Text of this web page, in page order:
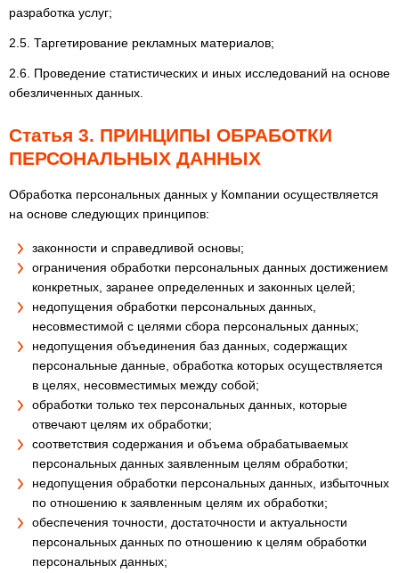
разработка услуг;
2.5. Таргетирование рекламных материалов;
2.6. Проведение статистических и иных исследований на основе
обезличенных данных.
Статья 3. ПРИНЦИПЫ ОБРАБОТКИ
ПЕРСОНАЛЬНЫХ ДАННЫХ
Обработка персональных данных у Компании осуществляется
на основе следующих принципов:
законности и справедливой основы;
ограничения обработки персональных данных достижением
конкретных, заранее определенных и законных целей;
недопущения обработки персональных данных,
несовместимой с целями сбора персональных данных;
недопущения объединения баз данных, содержащих
персональные данные, обработка которых осуществляется
в целях, несовместимых между собой;
обработки только тех персональных данных, которые
отвечают целям их обработки;
соответствия содержания и объема обрабатываемых
персональных данных заявленным целям обработки;
недопущения обработки персональных данных, избыточных
по отношению к заявленным целям их обработки;
обеспечения точности, достаточности и актуальности
персональных данных по отношению к целям обработки
персональных данных;